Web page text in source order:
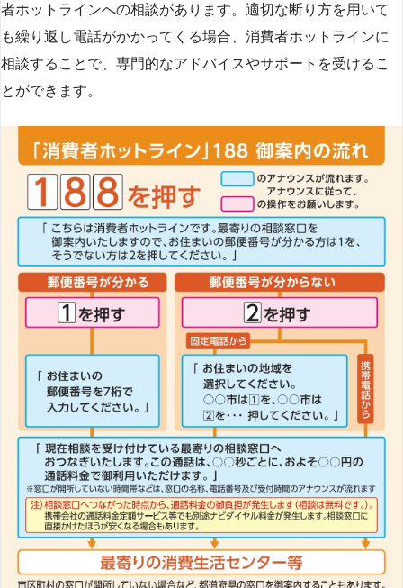
者ホットラインへの相談があります。適切な断り方を用いて
も繰り返し電話がかかってくる場合、消費者ホットラインに
相談することで、専門的なアドバイスやサポートを受けるこ
とができます​​。